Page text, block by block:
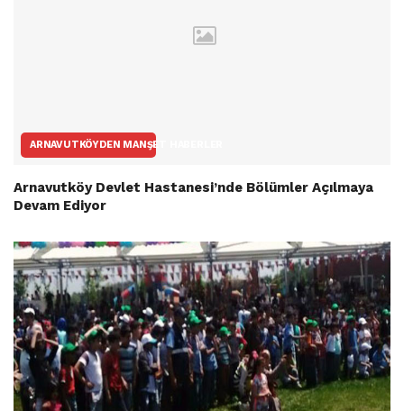
ARNAVUTKÖYDEN MANŞET HABERLER
Arnavutköy Devlet Hastanesi’nde Bölümler Açılmaya
Devam Ediyor